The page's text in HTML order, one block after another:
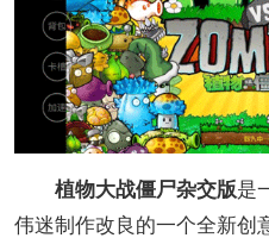
植物大战僵尸杂交版是
伟迷制作改良的一个全新创